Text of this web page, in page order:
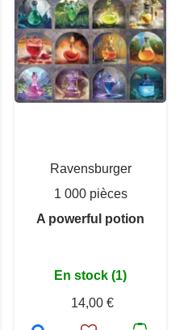
Ravensburger
1 000 pièces
A powerful potion
En stock (1)
14,00 €